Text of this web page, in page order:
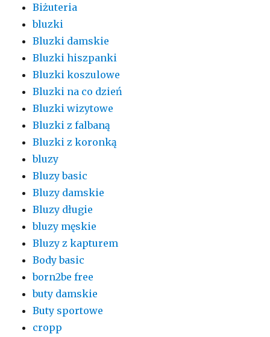
Biżuteria
bluzki
Bluzki damskie
Bluzki hiszpanki
Bluzki koszulowe
Bluzki na co dzień
Bluzki wizytowe
Bluzki z falbaną
Bluzki z koronką
bluzy
Bluzy basic
Bluzy damskie
Bluzy długie
bluzy męskie
Bluzy z kapturem
Body basic
born2be free
buty damskie
Buty sportowe
cropp